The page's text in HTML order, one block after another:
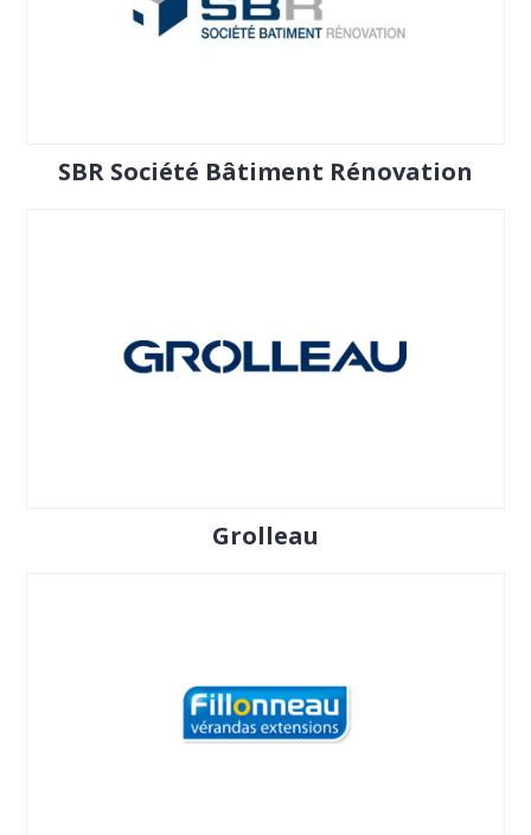
SBR Société Bâtiment Rénovation
Grolleau